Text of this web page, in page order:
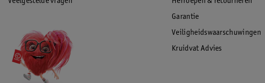
Garantie
Veiligheidswaarschuwingen
Kruidvat Advies